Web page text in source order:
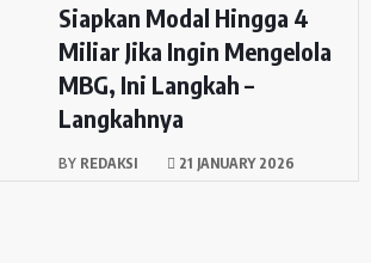
Siapkan Modal Hingga 4
Miliar Jika Ingin Mengelola
MBG, Ini Langkah –
Langkahnya
BY REDAKSI 21 JANUARY 2026